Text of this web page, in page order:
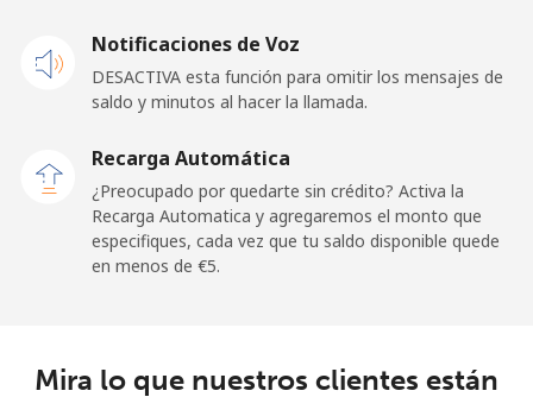
Ghana
Línea fija ⁦32.5¢⁩
⁦€10⁩
⁦25.9¢⁩
38 min por
-
Notificaciones de Voz
DESACTIVA esta función para omitir los mensajes de
saldo y minutos al hacer la llamada.
Recarga Automática
¿Preocupado por quedarte sin crédito? Activa la
Recarga Automatica y agregaremos el monto que
especifiques, cada vez que tu saldo disponible quede
en menos de ⁦€5⁩.
Mira lo que nuestros clientes están